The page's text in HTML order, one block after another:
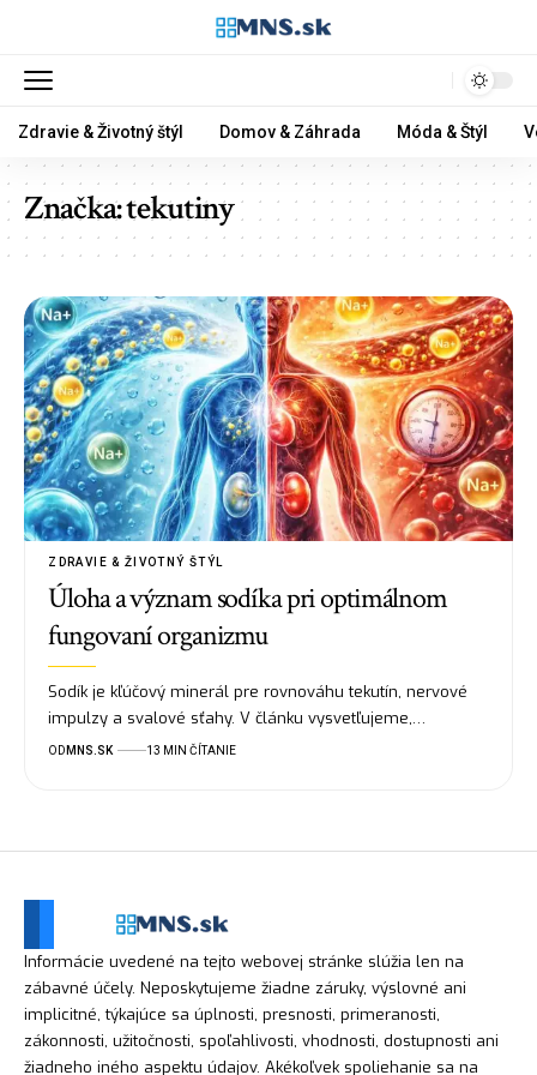
Zdravie & Životný štýl Domov & Záhrada Móda & Štýl
Značka:tekutiny
ZDRAVIE & ŽIVOTNÝ ŠTÝL
Úloha a význam sodíka pri optimálnom
fungovaní organizmu
Sodík je kľúčový minerál pre rovnováhu tekutín, nervové
impulzy a svalové sťahy. V článku vysvetľujeme,…
OD MNS.SK 13 MIN ČÍTANIE
Informácie uvedené na tejto webovej stránke slúžia len na
zábavné účely. Neposkytujeme žiadne záruky, výslovné ani
implicitné, týkajúce sa úplnosti, presnosti, primeranosti,
zákonnosti, užitočnosti, spoľahlivosti, vhodnosti, dostupnosti ani
žiadneho iného aspektu údajov. Akékoľvek spoliehanie sa na